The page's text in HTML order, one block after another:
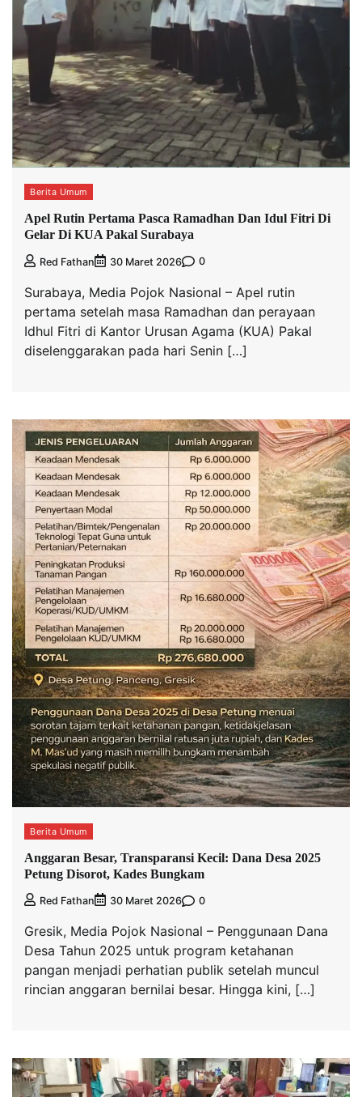
Berita Umum
Apel Rutin Pertama Pasca Ramadhan Dan Idul Fitri Di
Gelar Di KUA Pakal Surabaya
Red Fathan 30 Maret 2026 0
Surabaya, Media Pojok Nasional – Apel rutin
pertama setelah masa Ramadhan dan perayaan
Idhul Fitri di Kantor Urusan Agama (KUA) Pakal
diselenggarakan pada hari Senin […]
Berita Umum
Anggaran Besar, Transparansi Kecil: Dana Desa 2025
Petung Disorot, Kades Bungkam
Red Fathan 30 Maret 2026 0
Gresik, Media Pojok Nasional – Penggunaan Dana
Desa Tahun 2025 untuk program ketahanan
pangan menjadi perhatian publik setelah muncul
rincian anggaran bernilai besar. Hingga kini, […]